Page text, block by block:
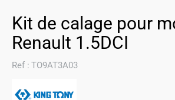
Kit de calage pour
Renault 1.5DCI
Ref : TO9AT3A03